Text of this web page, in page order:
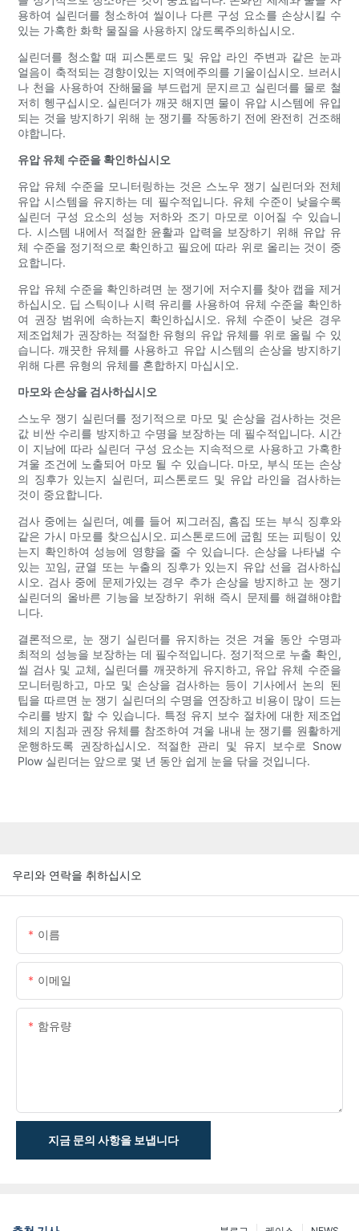
용하여 실린더를 청소하여 씰이나 다른 구성 요소를 손상시킬 수
있는 가혹한 화학 물질을 사용하지 않도록주의하십시오.
실린더를 청소할 때 피스톤로드 및 유압 라인 주변과 같은 눈과
얼음이 축적되는 경향이있는 지역에주의를 기울이십시오. 브러시
나 천을 사용하여 잔해물을 부드럽게 문지르고 실린더를 물로 철
저히 헹구십시오. 실린더가 깨끗 해지면 물이 유압 시스템에 유입
되는 것을 방지하기 위해 눈 쟁기를 작동하기 전에 완전히 건조해
야합니다.
유압 유체 수준을 확인하십시오
유압 유체 수준을 모니터링하는 것은 스노우 쟁기 실린더와 전체
유압 시스템을 유지하는 데 필수적입니다. 유체 수준이 낮을수록
실린더 구성 요소의 성능 저하와 조기 마모로 이어질 수 있습니
다. 시스템 내에서 적절한 윤활과 압력을 보장하기 위해 유압 유
체 수준을 정기적으로 확인하고 필요에 따라 위로 올리는 것이 중
요합니다.
유압 유체 수준을 확인하려면 눈 쟁기에 저수지를 찾아 캡을 제거
하십시오. 딥 스틱이나 시력 유리를 사용하여 유체 수준을 확인하
여 권장 범위에 속하는지 확인하십시오. 유체 수준이 낮은 경우
제조업체가 권장하는 적절한 유형의 유압 유체를 위로 올릴 수 있
습니다. 깨끗한 유체를 사용하고 유압 시스템의 손상을 방지하기
위해 다른 유형의 유체를 혼합하지 마십시오.
마모와 손상을 검사하십시오
스노우 쟁기 실린더를 정기적으로 마모 및 손상을 검사하는 것은
값 비싼 수리를 방지하고 수명을 보장하는 데 필수적입니다. 시간
이 지남에 따라 실린더 구성 요소는 지속적으로 사용하고 가혹한
겨울 조건에 노출되어 마모 될 수 있습니다. 마모, 부식 또는 손상
의 징후가 있는지 실린더, 피스톤로드 및 유압 라인을 검사하는
것이 중요합니다.
검사 중에는 실린더, 예를 들어 찌그러짐, 흠집 또는 부식 징후와
같은 가시 마모를 찾으십시오. 피스톤로드에 굽힘 또는 피팅이 있
는지 확인하여 성능에 영향을 줄 수 있습니다. 손상을 나타낼 수
있는 꼬임, 균열 또는 누출의 징후가 있는지 유압 선을 검사하십
시오. 검사 중에 문제가있는 경우 추가 손상을 방지하고 눈 쟁기
실린더의 올바른 기능을 보장하기 위해 즉시 문제를 해결해야합
니다.
결론적으로, 눈 쟁기 실린더를 유지하는 것은 겨울 동안 수명과
최적의 성능을 보장하는 데 필수적입니다. 정기적으로 누출 확인,
씰 검사 및 교체, 실린더를 깨끗하게 유지하고, 유압 유체 수준을
모니터링하고, 마모 및 손상을 검사하는 등이 기사에서 논의 된
팁을 따르면 눈 쟁기 실린더의 수명을 연장하고 비용이 많이 드는
수리를 방지 할 수 있습니다. 특정 유지 보수 절차에 대한 제조업
체의 지침과 권장 유체를 참조하여 겨울 내내 눈 쟁기를 원활하게
운행하도록 권장하십시오. 적절한 관리 및 유지 보수로 Snow
Plow 실린더는 앞으로 몇 년 동안 쉽게 눈을 닦을 것입니다.
우리와 연락을 취하십시오
이름
이메일
함유량
지금 문의 사항을 보냅니다